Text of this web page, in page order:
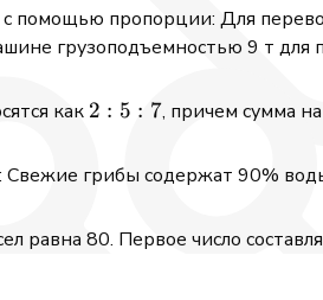
помощью пропорции: Для
грузоподъемностью 9 т для
как 2:
2 : 5 : 7, причем сумма
Свежие грибы содержат 90%
равна 80. Первое число